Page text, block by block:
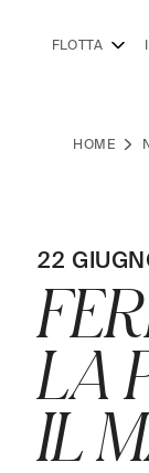
FLOTTA
HOME
22
LA
IL